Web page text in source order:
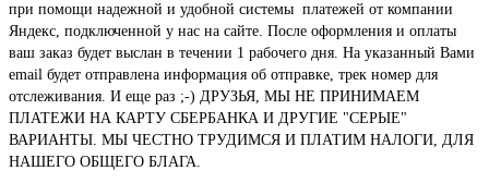
при помощи надежной и удобной системы платежей от компании
Яндекс, подключенной у нас на сайте. После оформления и оплаты
ваш заказ будет выслан в течении 1 рабочего дня. На указанный Вами
email будет отправлена информация об отправке, трек номер для
отслеживания. И еще раз ;-) ДРУЗЬЯ, МЫ НЕ ПРИНИМАЕМ
ПЛАТЕЖИ НА КАРТУ СБЕРБАНКА И ДРУГИЕ "СЕРЫЕ"
ВАРИАНТЫ. МЫ ЧЕСТНО ТРУДИМСЯ И ПЛАТИМ НАЛОГИ, ДЛЯ
НАШЕГО ОБЩЕГО БЛАГА.